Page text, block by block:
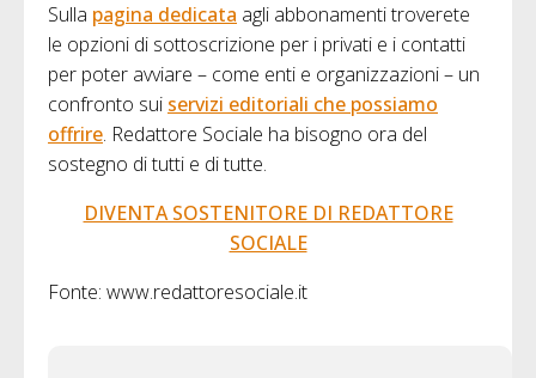
Sulla pagina dedicata agli abbonamenti troverete
le opzioni di sottoscrizione per i privati e i contatti
per poter avviare – come enti e organizzazioni – un
confronto sui servizi editoriali che possiamo
offrire. Redattore Sociale ha bisogno ora del
sostegno di tutti e di tutte.
DIVENTA SOSTENITORE DI REDATTORE
SOCIALE
Fonte: www.redattoresociale.it